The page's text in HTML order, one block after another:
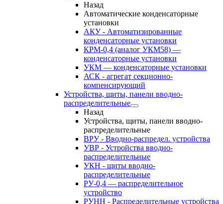
Назад
Автоматические конденсаторные
установки
АКУ - Автоматизированные
конденсаторные установки
КРМ-0,4 (аналог УКМ58) —
конденсаторные установки
УКМ — конденсаторные установки
АСК - агрегат секционно-
компенсирующий
Устройства, щиты, панели вводно-
распределительные
Назад
Устройства, щиты, панели вводно-
распределительные
ВРУ - Вводно-распредел. устройства
УВР - Устройства вводно-
распределительные
УКН - щиты вводно-
распределительные
РУ-0,4 — распределительное
устройство
РУНН - Распределительные устройства